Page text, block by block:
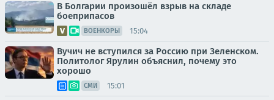
В Болгарии произошёл взрыв на складе
боеприпасов
ВОЕНКОРЫ 15:04
Вучич не вступился за Россию при Зеленском.
Политолог Ярулин объяснил, почему это
хорошо
СМИ 15:01